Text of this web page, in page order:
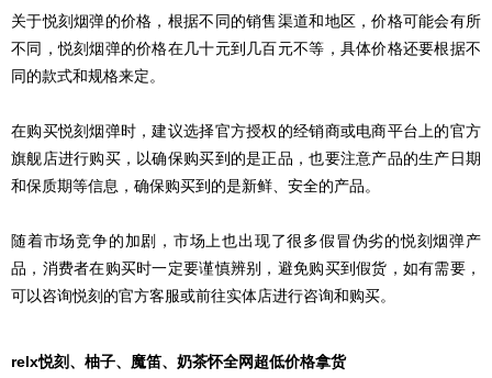
关于悦刻烟弹的价格，根据不同的销售渠道和地区，价格可能会有所
不同，悦刻烟弹的价格在几十元到几百元不等，具体价格还要根据不
同的款式和规格来定。
在购买悦刻烟弹时，建议选择官方授权的经销商或电商平台上的官方
旗舰店进行购买，以确保购买到的是正品，也要注意产品的生产日期
和保质期等信息，确保购买到的是新鲜、安全的产品。
随着市场竞争的加剧，市场上也出现了很多假冒伪劣的悦刻烟弹产
品，消费者在购买时一定要谨慎辨别，避免购买到假货，如有需要，
可以咨询悦刻的官方客服或前往实体店进行咨询和购买。
relx悦刻、柚子、魔笛、奶茶怀全网超低价格拿货